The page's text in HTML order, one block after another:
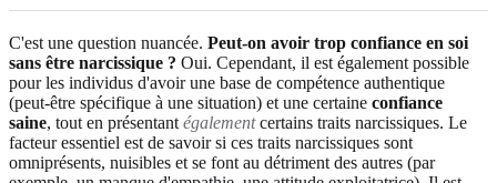
C'est une question nuancée. Peut-on avoir trop confiance en soi
sans être narcissique ? Oui. Cependant, il est également possible
pour les individus d'avoir une base de compétence authentique
(peut-être spécifique à une situation) et une certaine confiance
saine, tout en présentant égalementcertains traits narcissiques. Le
facteur essentiel est de savoir si ces traits narcissiques sont
omniprésents, nuisibles et se font au détriment des autres (par